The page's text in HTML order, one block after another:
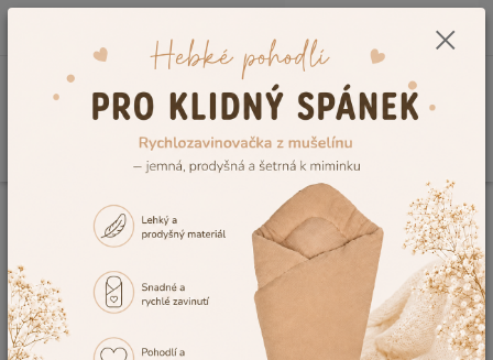
0,00 Kč
Kojenecké a dětské oblečení Dětské župany a ponča
Dětský
župan se jménem Dětský svět Lamový vel.164
Dětský župan se jménem Dětský
svět Lamový vel.164
Akce TOP produkt